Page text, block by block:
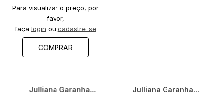
Para visualizar o preço, por
favor,
faça login ou cadastre-se
COMPRAR
Julliana Garanha... Julliana Garanha...